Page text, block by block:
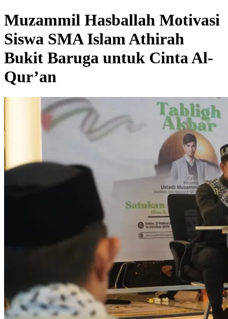
Muzammil Hasballah Motivasi
Siswa SMA Islam Athirah
Bukit Baruga untuk Cinta Al-
Qur’an